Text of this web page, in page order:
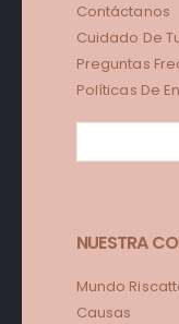
Contáctanos
Cuidado De
Preguntas
Políticas De
NUESTRA
Mundo
Causas